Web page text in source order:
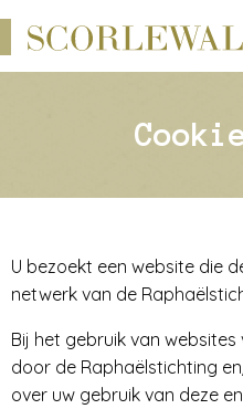
U bezoekt een website die
netwerk van de
Bij het gebruik van
door de Raphaëlstichting
over uw gebruik van deze